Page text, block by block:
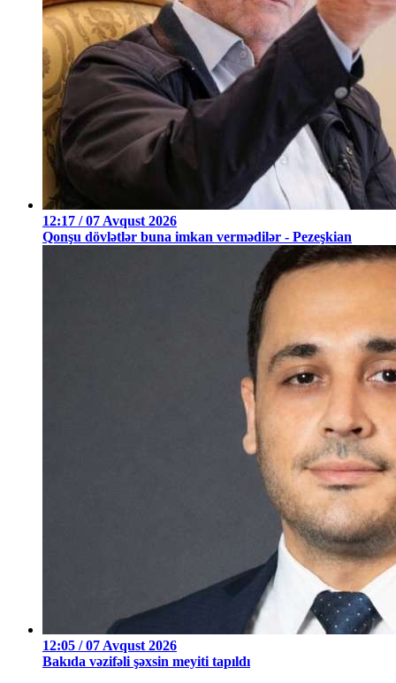
12:17 / 07 Avqust 2026
Qonşu dövlətlər buna imkan vermədilər - Pezeşkian
12:05 / 07 Avqust 2026
Bakıda vəzifəli şəxsin meyiti tapıldı